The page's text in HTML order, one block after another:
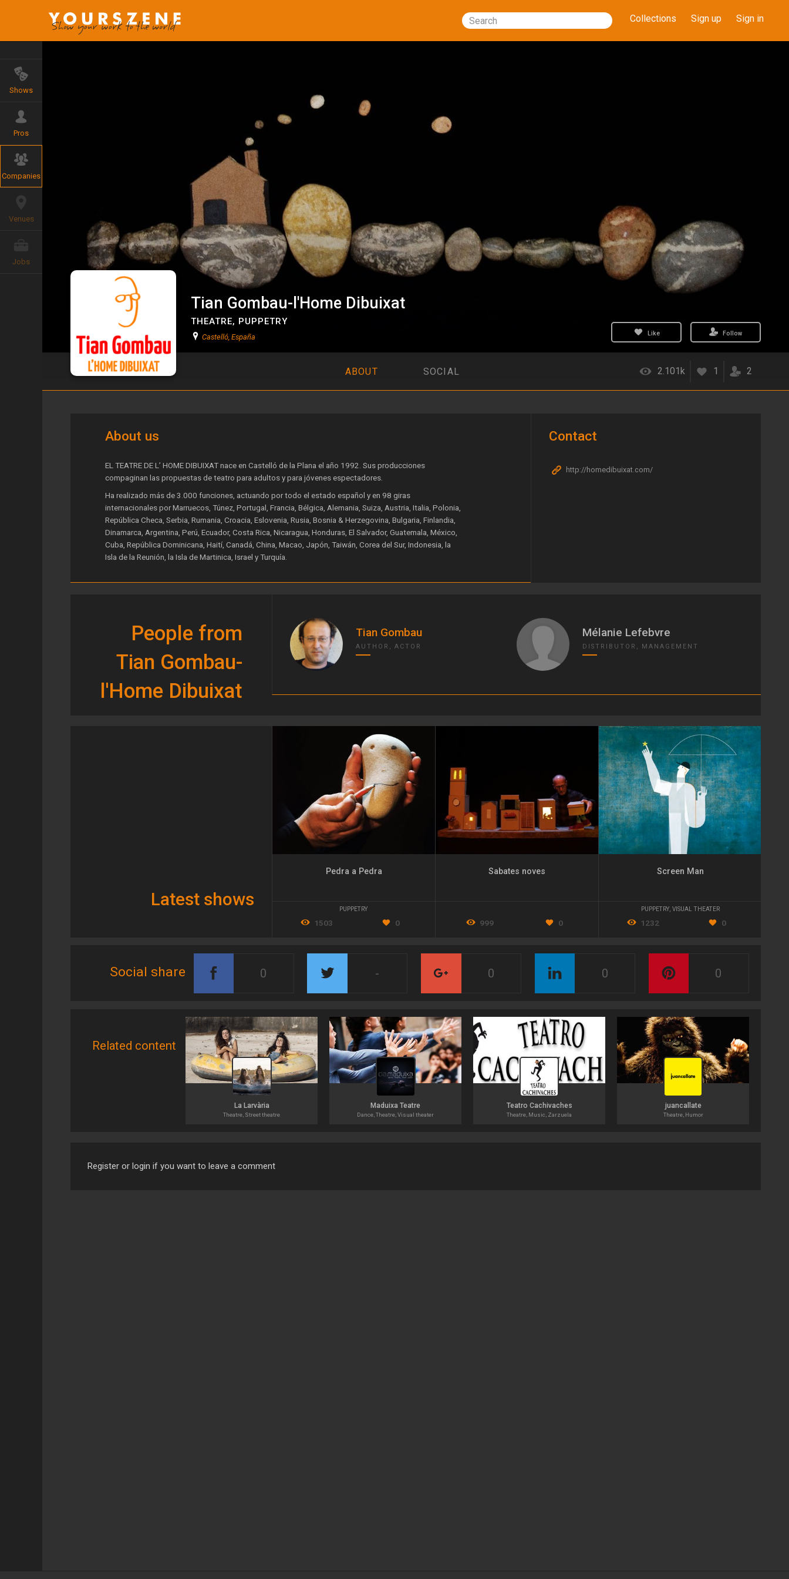
Search Collections Sign up Sign in
Shows
Pros
Companies
Venues
Jobs
Tian Gombau-l'Home Dibuixat
THEATRE, PUPPETRY
Castelló, España Like Follow
ABOUT SOCIAL 2.101k 1 2
About us
EL TEATRE DE L’ HOME DIBUIXAT nace en Castelló de la Plana el año 1992. Sus producciones
compaginan las propuestas de teatro para adultos y para jóvenes espectadores.
Ha realizado más de 3.000 funciones, actuando por todo el estado español y en 98 giras
internacionales por Marruecos, Túnez, Portugal, Francia, Bélgica, Alemania, Suiza, Austria, Italia, Polonia,
República Checa, Serbia, Rumania, Croacia, Eslovenia, Rusia, Bosnia & Herzegovina, Bulgaria, Finlandia,
Dinamarca, Argentina, Perú, Ecuador, Costa Rica, Nicaragua, Honduras, El Salvador, Guatemala, México,
Cuba, República Dominicana, Haití, Canadá, China, Macao, Japón, Taiwán, Corea del Sur, Indonesia, la
Isla de la Reunión, la Isla de Martinica, Israel y Turquía.
Contact
http://homedibuixat.com/
People from
Tian Gombau-
l'Home Dibuixat
Tian Gombau
AUTHOR, ACTOR
Mélanie Lefebvre
DISTRIBUTOR, MANAGEMENT
Latest shows
Screen Man
PUPPETRY, VISUAL THEATER
1232 0
Sabates noves
999 0
Pedra a Pedra
PUPPETRY
1503 0
Social share 0 - 0 0 0
Related content
La Larvària
Theatre, Street theatre
Maduixa Teatre
Dance, Theatre, Visual theater
Teatro Cachivaches
Theatre, Music, Zarzuela
juancallate
Theatre, Humor
Register or login if you want to leave a comment